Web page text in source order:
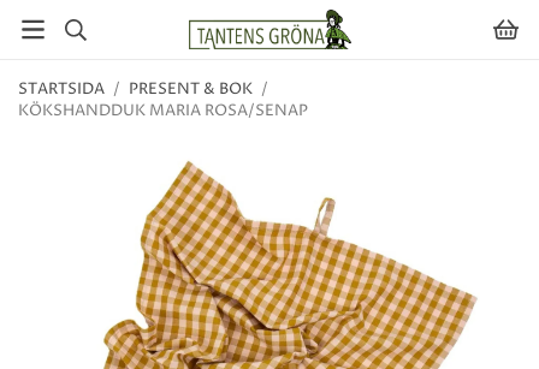
STARTSIDA / PRESENT & BOK /
KÖKSHANDDUK MARIA ROSA/SENAP